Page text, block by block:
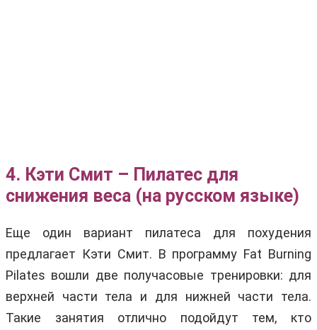
4. Кэти Смит – Пилатес для
снижения веса (на русском языке)
Еще один вариант пилатеса для похудения
предлагает Кэти Смит. В программу Fat Burning
Pilates вошли две получасовые тренировки: для
верхней части тела и для нижней части тела.
Такие занятия отлично подойдут тем, кто